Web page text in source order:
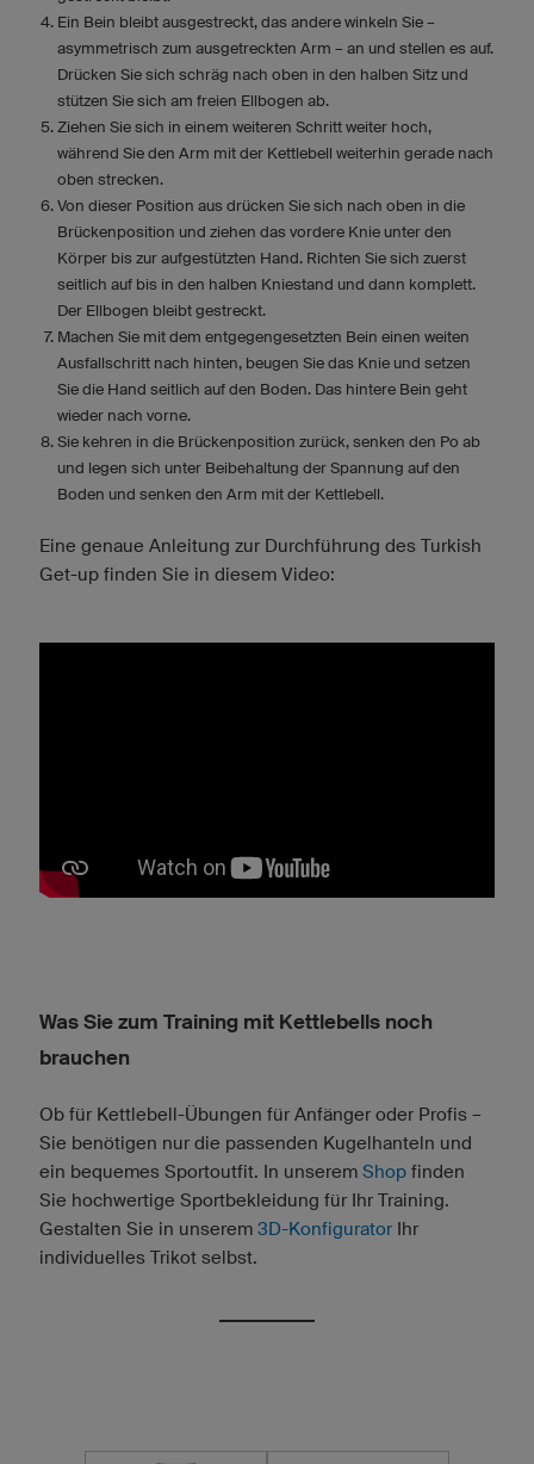
Ein Bein bleibt ausgestreckt, das andere winkeln Sie –
asymmetrisch zum ausgetreckten Arm – an und stellen es auf.
Drücken Sie sich schräg nach oben in den halben Sitz und
stützen Sie sich am freien Ellbogen ab.
Ziehen Sie sich in einem weiteren Schritt weiter hoch,
während Sie den Arm mit der Kettlebell weiterhin gerade nach
oben strecken.
Von dieser Position aus drücken Sie sich nach oben in die
Brückenposition und ziehen das vordere Knie unter den
Körper bis zur aufgestützten Hand. Richten Sie sich zuerst
seitlich auf bis in den halben Kniestand und dann komplett.
Der Ellbogen bleibt gestreckt.
Machen Sie mit dem entgegengesetzten Bein einen weiten
Ausfallschritt nach hinten, beugen Sie das Knie und setzen
Sie die Hand seitlich auf den Boden. Das hintere Bein geht
wieder nach vorne.
Sie kehren in die Brückenposition zurück, senken den Po ab
und legen sich unter Beibehaltung der Spannung auf den
Boden und senken den Arm mit der Kettlebell.
Eine genaue Anleitung zur Durchführung des Turkish
Get-up finden Sie in diesem Video:
Was Sie zum Training mit Kettlebells noch
brauchen
Ob für Kettlebell-Übungen für Anfänger oder Profis –
Sie benötigen nur die passenden Kugelhanteln und
ein bequemes Sportoutfit. In unserem Shop finden
Sie hochwertige Sportbekleidung für Ihr Training.
Gestalten Sie in unserem 3D-Konfigurator Ihr
individuelles Trikot selbst.